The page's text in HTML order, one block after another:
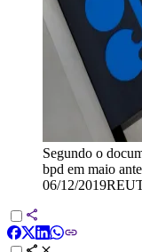
Segundo o
bpd em maio
06/12/